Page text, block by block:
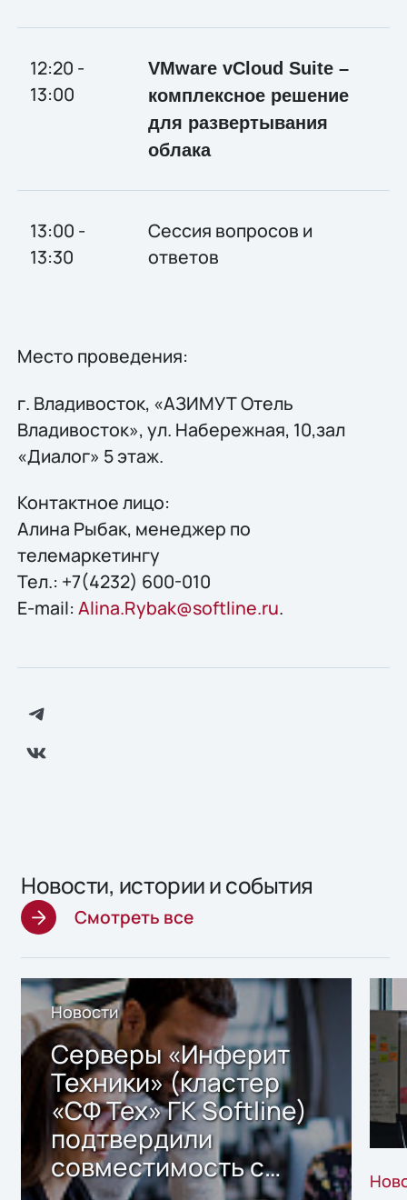
12:20 -
13:00
VMware vCloud Suite –
комплексное решение
для развертывания
облака
13:00 -
13:30
Сессия вопросов и
ответов
Место проведения:
г. Владивосток, «АЗИМУТ Отель
Владивосток», ул. Набережная, 10,зал
«Диалог» 5 этаж.
Контактное лицо:
Алина Рыбак, менеджер по
телемаркетингу
Тел.: +7(4232) 600-010
E-mail: Alina.Rybak@softline.ru.
Новости, истории и события
Смотреть все
Новости
Серверы «Инферит
Техники» (кластер
«СФ Тех» ГК Softline)
подтвердили
совместимость с